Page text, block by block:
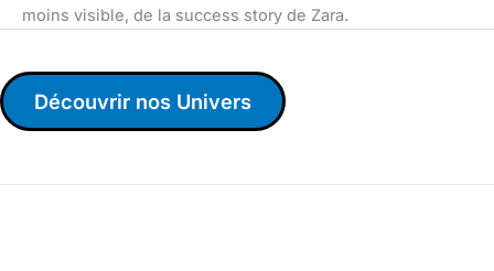
moins visible, de la success story de Zara.
Découvrir nos Univers